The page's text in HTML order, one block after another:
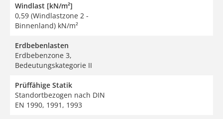
Windlast [kN/m²]
0,59 (Windlastzone 2 -
Binnenland) kN/m²
Erdbebenlasten
Erdbebenzone 3,
Bedeutungskategorie II
Prüffähige Statik
Standortbezogen nach DIN
EN 1990, 1991, 1993